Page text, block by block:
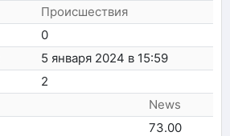
Происшествия
0
5 января 2024 в 15:59
2
News
73.00